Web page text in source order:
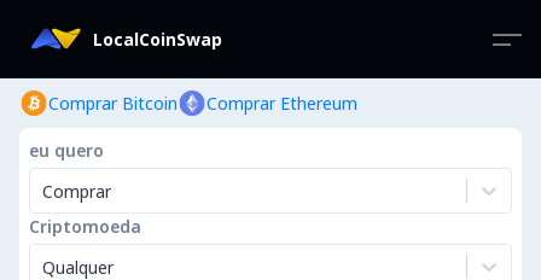
LocalCoinSwap
Comprar Bitcoin Comprar Ethereum
eu quero
Comprar
Criptomoeda
Qualquer